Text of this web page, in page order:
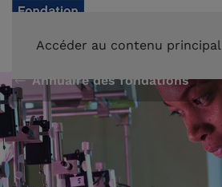
Accéder au contenu principal
Annuaire des fondations